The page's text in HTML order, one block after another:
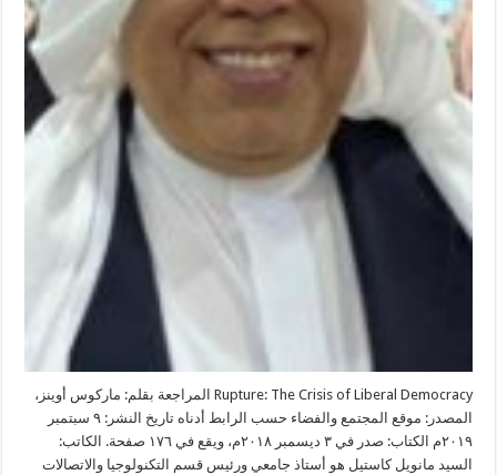
Rupture: The Crisis of Liberal Democracy المراجعة بقلم: ماركوس أوينز،
المصدر: موقع المجتمع والفضاء حسب الرابط أدناه تاريخ النشر: ٩ سبتمبر
٢٠١٩م الكتاب: صدر في ٣ ديسمبر ٢٠١٨م، ويقع في ١٧٦ صفحة. الكاتب:
السيد مانويل كاستيل هو أستاذ جامعي ورئيس قسم التكنولوجيا والاتصالات